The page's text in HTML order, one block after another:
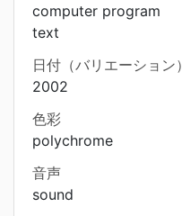
computer program
text
日付（バリエーション）
2002
色彩
polychrome
音声
sound